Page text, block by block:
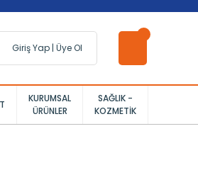
Giriş Yap | Üye Ol
KURUMSAL
ÜRÜNLER
SAĞLIK -
KOZMETIK